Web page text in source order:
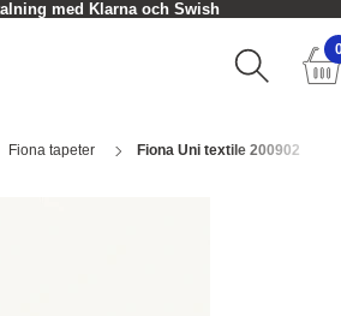
med Klarna och Swish
Fiona tapeter Fiona Uni textile 200902